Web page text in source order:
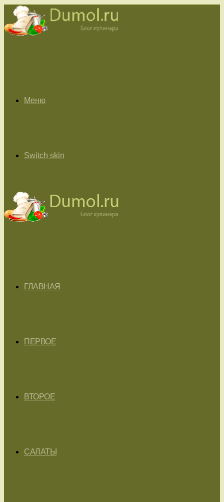
Меню
Switch skin
ГЛАВНАЯ
ПЕРВОЕ
ВТОРОЕ
САЛАТЫ